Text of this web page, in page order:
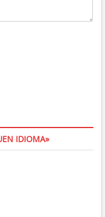
IDIOMA»